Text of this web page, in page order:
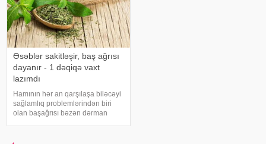
Əsəblər sakitləşir, baş ağrısı
dayanır - 1 dəqiqə vaxt
lazımdı
Hamının hər an qarşılaşa biləcəyi
sağlamlıq problemlərindən biri
olan başağrısı bəzən dərman
mümkündür. Bununla bağlı orta